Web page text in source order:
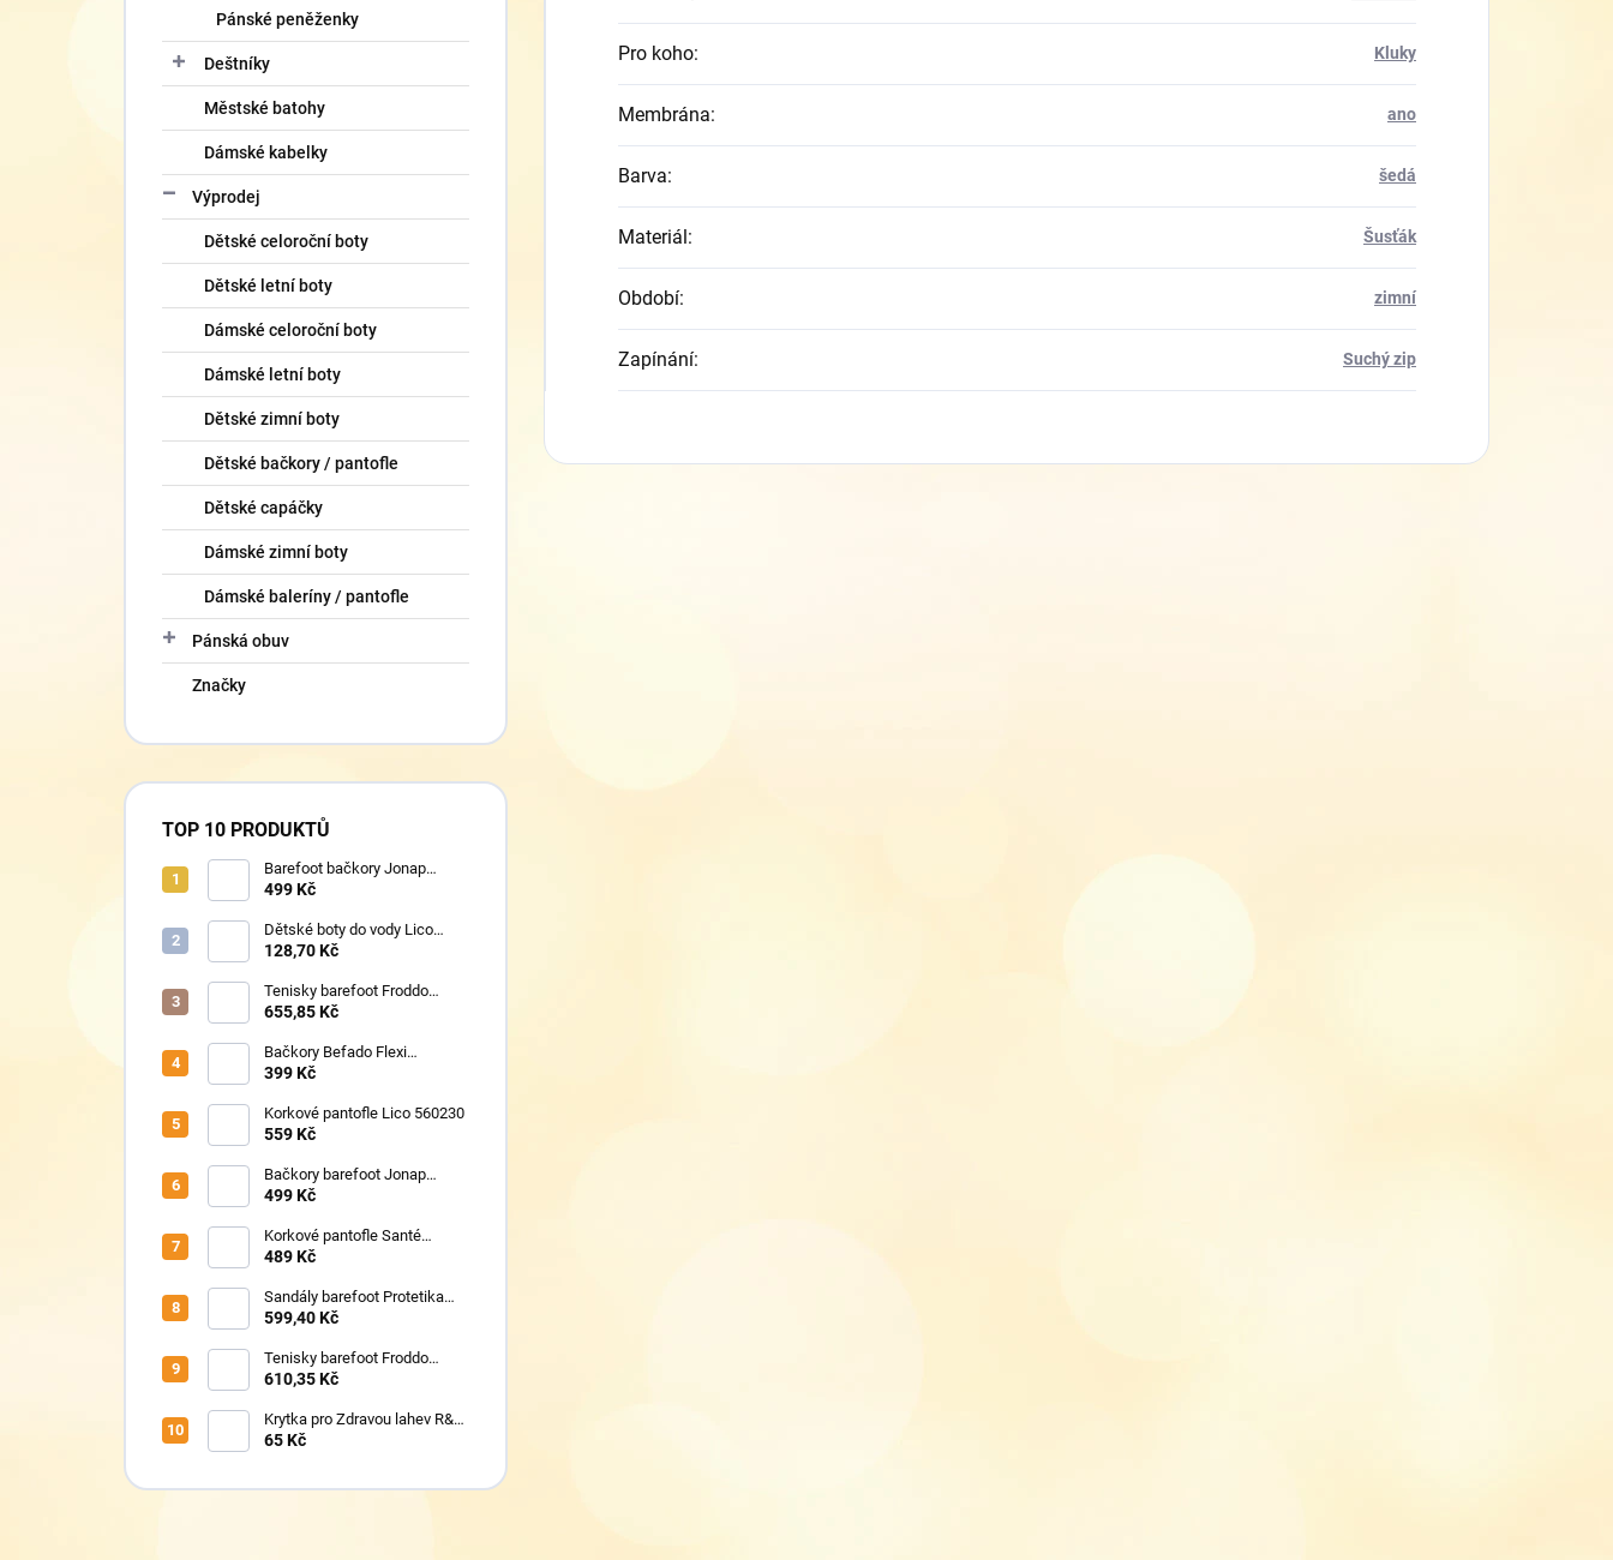
Pánské peněženky
Deštníky
Městské batohy
Dámské kabelky
Výprodej
Dětské celoroční boty
Dětské letní boty
Dámské celoroční boty
Dámské letní boty
Dětské zimní boty
Dětské bačkory / pantofle
Dětské capáčky
Dámské zimní boty
Dámské baleríny / pantofle
Pánská obuv
Značky
TOP 10 PRODUKTŮ
Barefoot bačkory Jonap
Home New fialová kočička
499 Kč
Dětské boty do vody Lico
430124 růžové
128,70 Kč
Tenisky barefoot Froddo
G1700440-17 Mint
655,85 Kč
Bačkory Befado Flexi
627P023
399 Kč
Korkové pantofle Lico 560230
559 Kč
Bačkory barefoot Jonap
Home New Police
499 Kč
Korkové pantofle Santé
VN/326 černá
489 Kč
Sandály barefoot Protetika
TAFI pink uni
599,40 Kč
Tenisky barefoot Froddo
G1700440-5 Blue Electric
610,35 Kč
Krytka pro Zdravou lahev R&B
Floppy
65 Kč
Pro koho: Kluky
Membrána: ano
Barva: šedá
Materiál : Šusťák
Období: zimní
Zapínání: Suchý zip